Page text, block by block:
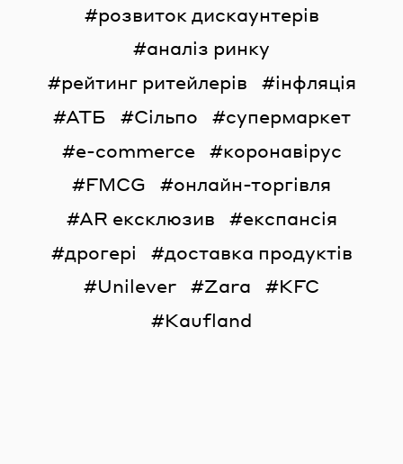
розвиток дискаунтерів
аналіз ринку
рейтинг ритейлерів
інфляція
АТБ
Сільпо
супермаркет
e-commerce
коронавірус
FMCG
онлайн-торгівля
AR ексклюзив
експансія
дрогері
доставка продуктів
Unilever
Zara
KFC
Kaufland